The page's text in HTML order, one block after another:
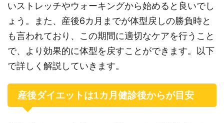
いストレッチやウォーキングから始めると良いでし
ょう。また、産後6カ月までが体型戻しの勝負時と
も言われており、この期間に適切なケアを行うこと
で、より効果的に体型を戻すことができます。以下
で詳しく解説していきます。
産後ダイエットは1カ月健診後からが目安